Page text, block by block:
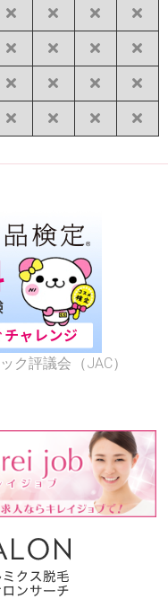
ク評議会（JAC）